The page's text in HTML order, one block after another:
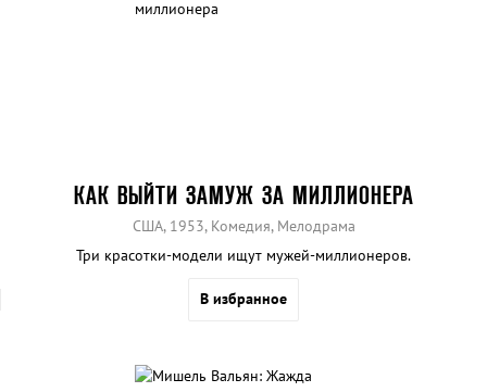
КАК ВЫЙТИ ЗАМУЖ ЗА МИЛЛИОНЕРА
США, 1953, Комедия, Мелодрама
Три красотки-модели ищут мужей-миллионеров.
В избранное